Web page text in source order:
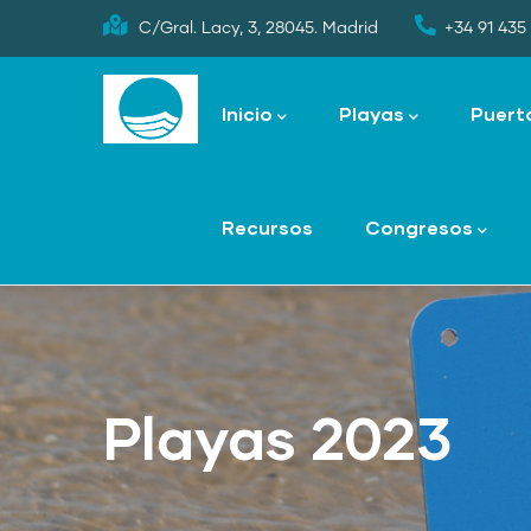
to
C/Gral. Lacy, 3, 28045. Madrid +34 91 435
navigation
Inicio Playas
Recursos Congresos
Playas 2023